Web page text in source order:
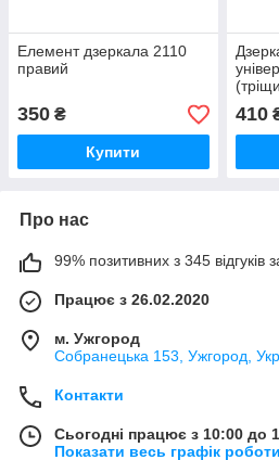
Елемент дзеркала 2110
правий
350 ₴
Купити
410
Про нас
99% позитивних з 345 відгуків
Працює з 26.02.2020
м. Ужгород
Собранецька 153, Ужгород,
Контакти
Сьогодні працює з 10:00 до
Показати весь графік роботи